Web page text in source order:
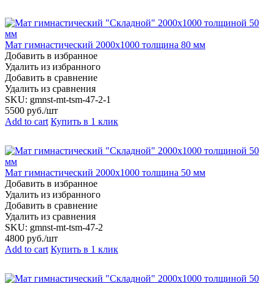
Мат гимнастический 2000х1000 толщина 80 мм
Добавить в избранное
Удалить из избранного
Добавить в сравнение
Удалить из сравнения
SKU: gmnst-mt-tsm-47-2-1
5500 руб./шт
Add to cart Купить в 1 клик
Мат гимнастический 2000х1000 толщина 50 мм
Добавить в избранное
Удалить из избранного
Добавить в сравнение
Удалить из сравнения
SKU: gmnst-mt-tsm-47-2
4800 руб./шт
Add to cart Купить в 1 клик